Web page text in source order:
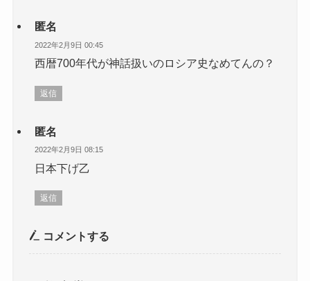
匿名
2022年2月9日 00:45
西暦700年代が神話扱いのロシア史なめてんの？
返信
匿名
2022年2月9日 08:15
日本下げ乙
返信
コメントする